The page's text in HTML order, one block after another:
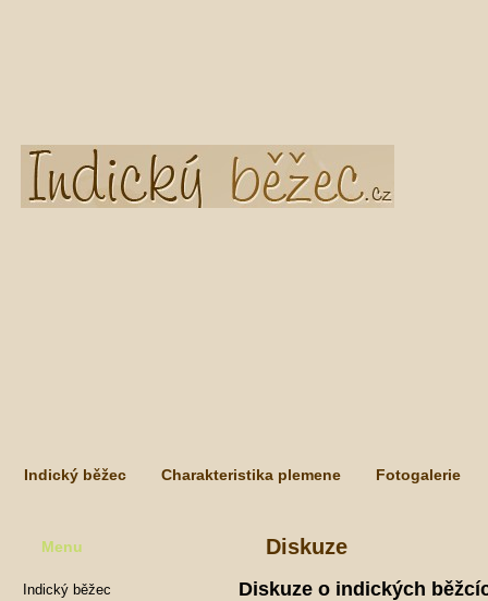
Indický běžec Charakteristika plemene Fotogalerie
Menu
Indický běžec
Diskuze
Diskuze o indických